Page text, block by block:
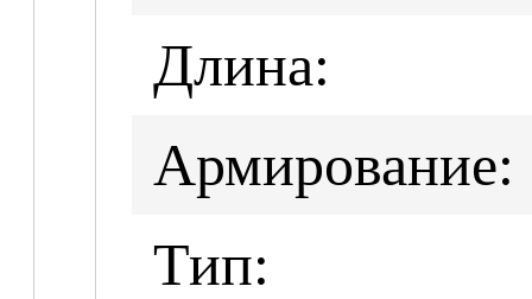
Длина:
Армирование:
Тип: